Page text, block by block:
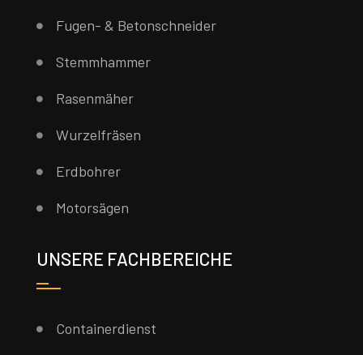
Fugen- & Betonschneider
Stemmhammer
Rasenmäher
Wurzelfräsen
Erdbohrer
Motorsägen
UNSERE FACHBEREICHE
Containerdienst